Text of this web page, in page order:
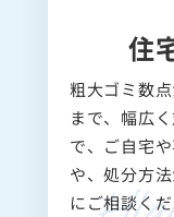
住
粗大ゴミ数
まで、幅広
で、ご自宅
や、処分方
にご相談く